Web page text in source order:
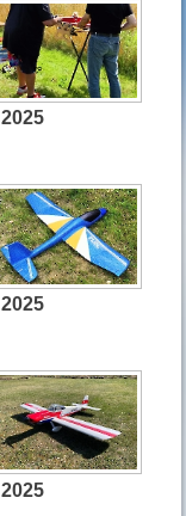
2025
2025
2025